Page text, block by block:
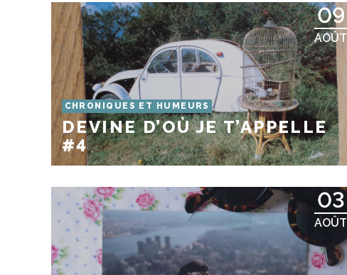
09
AOÛT
CHRONIQUES ET HUMEURS
DEVINE D’OÙ JE T’APPELLE
#4
03
AOÛT